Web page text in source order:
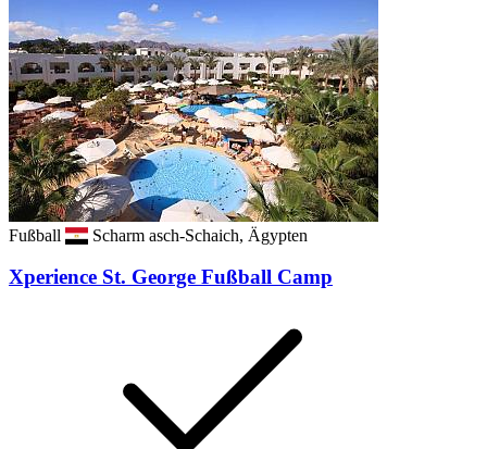
Fußball Scharm asch-Schaich, Ägypten
Xperience St. George Fußball Camp